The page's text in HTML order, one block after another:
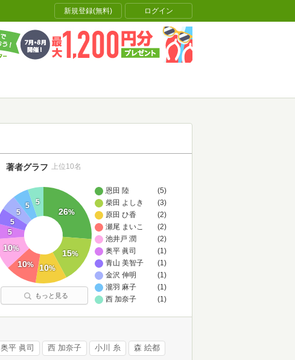
新規登録(無料) ログイン
恩田 陸
(5)
柴田 よしき
(3)
原田 ひ香
(2)
瀬尾 まいこ
(2)
池井戸 潤
(2)
奥平 眞司
(1)
青山 美智子
(1)
金沢 伸明
(1)
瀧羽 麻子
(1)
西 加奈子
(1)
26%
15%
10%
10%
10%
5
5
5
5 5
著者グラフ 上位10名
もっと見る
奥平 眞司 西 加奈子 小川 糸 森 絵都